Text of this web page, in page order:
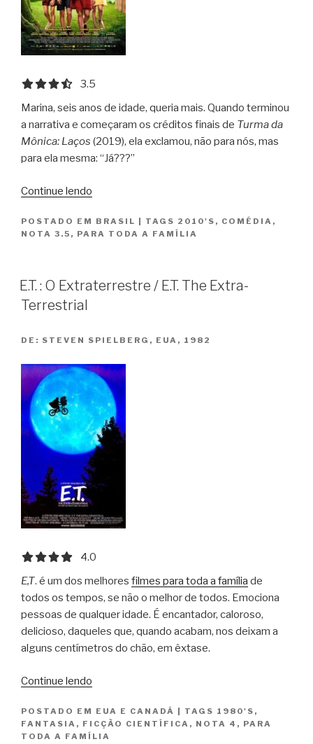
3.5 out of 5.0 stars
3.5
Marina, seis anos de idade, queria mais. Quando terminou
a narrativa e começaram os créditos finais de Turma da
Mônica: Laços (2019), ela exclamou, não para nós, mas
para ela mesma: “Já???”
Continue lendo
Mônica:
Laços”
POSTADO EM BRASIL TAGS 2010'S , COMÉDIA ,
NOTA 3.5 , PARA TODA A FAMÍLIA
E.T. : O Extraterrestre / E.T. The Extra-
Terrestrial
DE: STEVEN SPIELBERG, EUA, 1982
4.0 out of 5.0 stars
4.0
E,T. é um dos melhores filmes para toda a família de
todos os tempos, se não o melhor de todos. Emociona
pessoas de qualquer idade. É encantador, caloroso,
delicioso, daqueles que, quando acabam, nos deixam a
alguns centímetros do chão, em êxtase.
Continue lendo
O
Extraterrestre
POSTADO EM EUA E CANADÁ TAGS 1980'S ,
FANTASIA , FICÇÃO CIENTÍFICA , NOTA 4 , PARA
TODA A FAMÍLIA